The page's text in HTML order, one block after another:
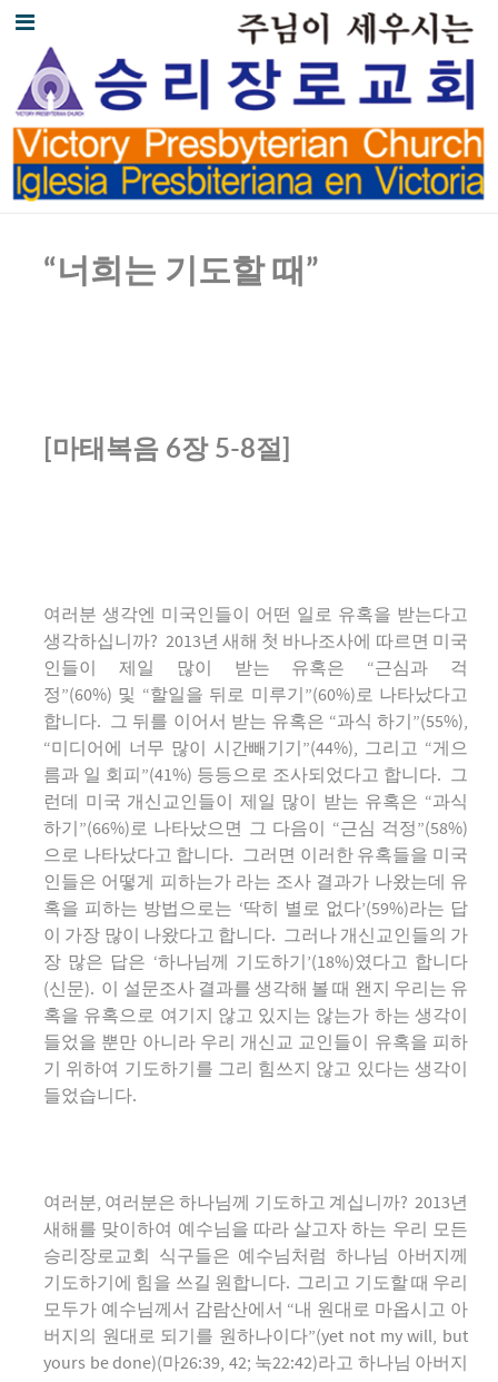
“너희는 기도할 때”
[마태복음 6장 5-8절]
여러분 생각엔 미국인들이 어떤 일로 유혹을 받는다고
생각하십니까? 2013년 새해 첫 바나조사에 따르면 미국
인들이 제일 많이 받는 유혹은 “근심과 걱
정”(60%) 및 “할일을 뒤로 미루기”(60%)로 나타났다고
합니다. 그 뒤를 이어서 받는 유혹은 “과식 하기”(55%),
“미디어에 너무 많이 시간빼기기”(44%), 그리고 “게으
름과 일 회피”(41%) 등등으로 조사되었다고 합니다. 그
런데 미국 개신교인들이 제일 많이 받는 유혹은 “과식
하기”(66%)로 나타났으면 그 다음이 “근심 걱정”(58%)
으로 나타났다고 합니다. 그러면 이러한 유혹들을 미국
인들은 어떻게 피하는가 라는 조사 결과가 나왔는데 유
혹을 피하는 방법으로는 ‘딱히 별로 없다’(59%)라는 답
이 가장 많이 나왔다고 합니다. 그러나 개신교인들의 가
장 많은 답은 ‘하나님께 기도하기’(18%)였다고 합니다
(신문). 이 설문조사 결과를 생각해 볼 때 왠지 우리는 유
혹을 유혹으로 여기지 않고 있지는 않는가 하는 생각이
들었을 뿐만 아니라 우리 개신교 교인들이 유혹을 피하
기 위하여 기도하기를 그리 힘쓰지 않고 있다는 생각이
들었습니다.
여러분, 여러분은 하나님께 기도하고 계십니까? 2013년
새해를 맞이하여 예수님을 따라 살고자 하는 우리 모든
승리장로교회 식구들은 예수님처럼 하나님 아버지께
기도하기에 힘을 쓰길 원합니다. 그리고 기도할 때 우리
모두가 예수님께서 감람산에서 “내 원대로 마옵시고 아
버지의 원대로 되기를 원하나이다”(yet not my will, but
yours be done)(마26:39, 42; 눅22:42)라고 하나님 아버지